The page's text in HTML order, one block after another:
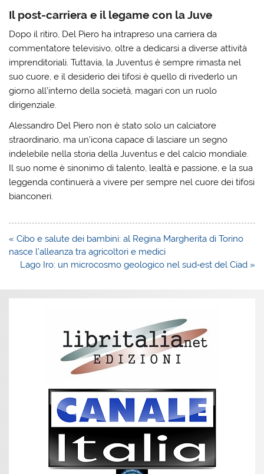
Il post-carriera e il legame con la Juve
Dopo il ritiro, Del Piero ha intrapreso una carriera da
commentatore televisivo, oltre a dedicarsi a diverse attività
imprenditoriali. Tuttavia, la Juventus è sempre rimasta nel
suo cuore, e il desiderio dei tifosi è quello di rivederlo un
giorno all’interno della società, magari con un ruolo
dirigenziale.
Alessandro Del Piero non è stato solo un calciatore
straordinario, ma un’icona capace di lasciare un segno
indelebile nella storia della Juventus e del calcio mondiale.
Il suo nome è sinonimo di talento, lealtà e passione, e la sua
leggenda continuerà a vivere per sempre nel cuore dei tifosi
bianconeri.
Navigazione
articoli
« Cibo e salute dei bambini: al Regina Margherita di Torino
nasce l’alleanza tra agricoltori e medici
Lago Iro: un microcosmo geologico nel sud‑est del Ciad »